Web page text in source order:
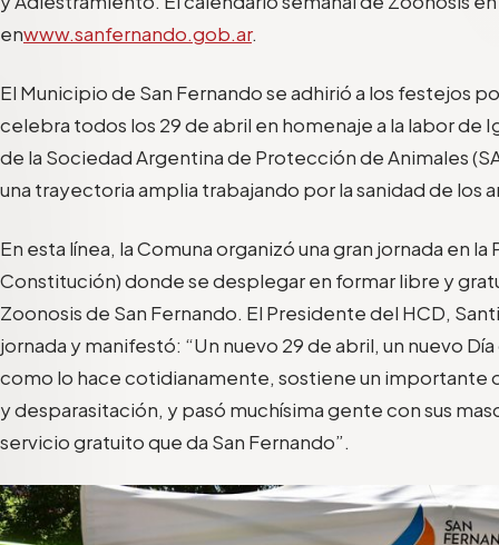
enwww.sanfernando.gob.ar.
El Municipio de San Fernandose adhirió a los festejos
celebra todos los 29 de abril en homenaje a la labor de
de la Sociedad Argentina de Protección de Animales
una trayectoria amplia trabajando por la sanidad de los
En esta línea, la Comuna organizó una gran jornada en la
Constitución) donde se desplegar en formar libre y
Zoonosis de San Fernando. El Presidente del HCD,
jornada y manifestó: “Un nuevo 29 de abril, un nuevo
como lo hace cotidianamente, sostiene un importante
y desparasitación, y pasó muchísima gente con sus
servicio gratuito que da San Fernando”.